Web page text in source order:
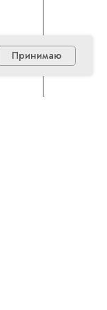
Принимаю